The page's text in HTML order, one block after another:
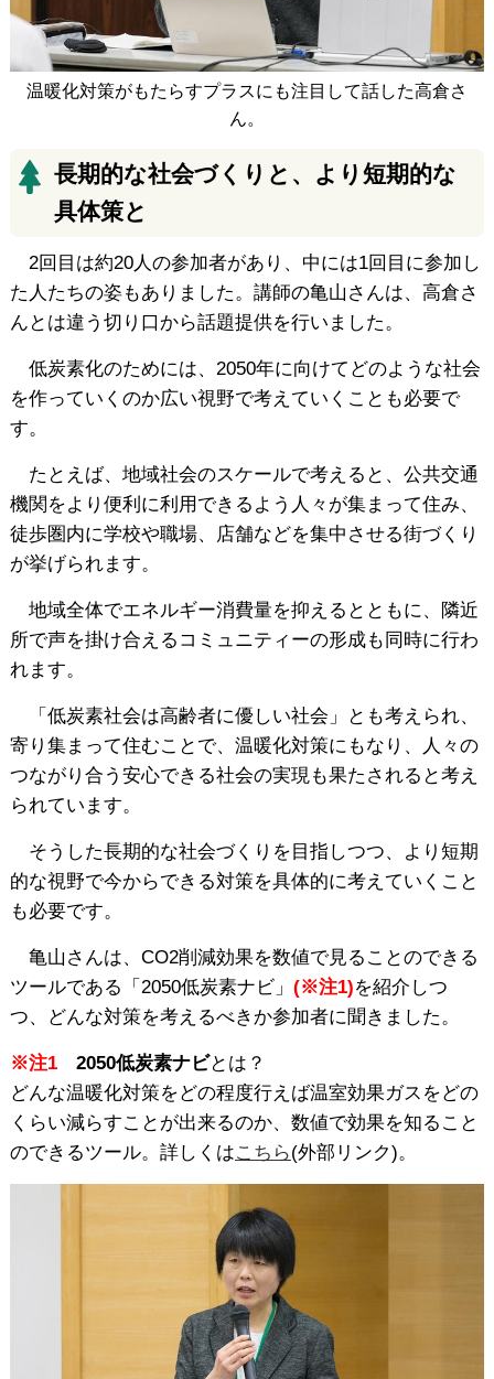
温暖化対策がもたらすプラスにも注目して話した高倉さ
ん。
長期的な社会づくりと、より短期的な
具体策と
2回目は約20人の参加者があり、中には1回目に参加し
た人たちの姿もありました。講師の亀山さんは、高倉さ
んとは違う切り口から話題提供を行いました。
低炭素化のためには、2050年に向けてどのような社会
を作っていくのか広い視野で考えていくことも必要で
す。
たとえば、地域社会のスケールで考えると、公共交通
機関をより便利に利用できるよう人々が集まって住み、
徒歩圏内に学校や職場、店舗などを集中させる街づくり
が挙げられます。
地域全体でエネルギー消費量を抑えるとともに、隣近
所で声を掛け合えるコミュニティーの形成も同時に行わ
れます。
「低炭素社会は高齢者に優しい社会」とも考えられ、
寄り集まって住むことで、温暖化対策にもなり、人々の
つながり合う安心できる社会の実現も果たされると考え
られています。
そうした長期的な社会づくりを目指しつつ、より短期
的な視野で今からできる対策を具体的に考えていくこと
も必要です。
亀山さんは、CO2削減効果を数値で見ることのできる
ツールである「2050低炭素ナビ」 (※注1)を紹介しつ
つ、どんな対策を考えるべきか参加者に聞きました。
※注1 2050低炭素ナビとは？
どんな温暖化対策をどの程度行えば温室効果ガスをどの
くらい減らすことが出来るのか、数値で効果を知ること
のできるツール。詳しくはこちら(外部リンク)。